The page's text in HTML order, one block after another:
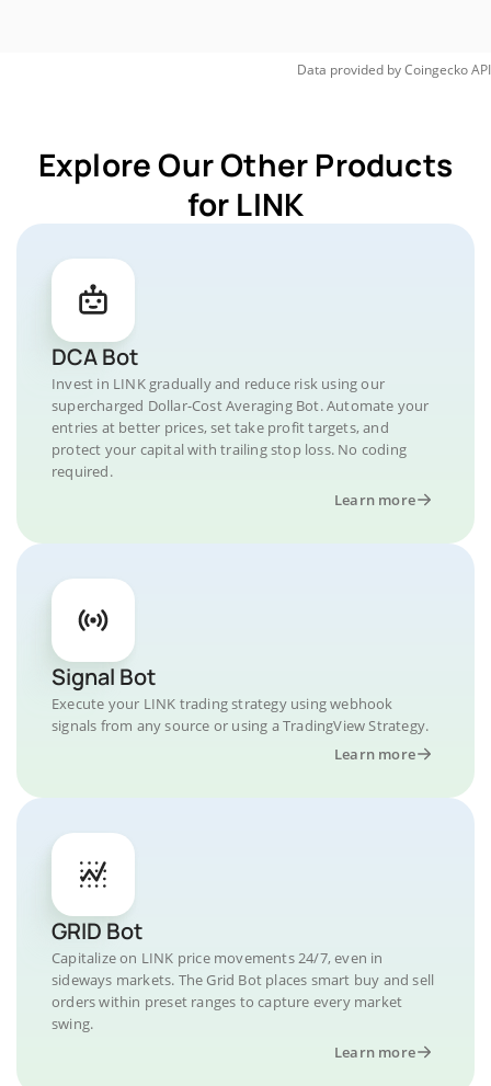
Data provided byCoingeckoAPI
Explore Our Other Products
for LINK
DCA Bot
Invest in LINK gradually and reduce risk using our
supercharged Dollar-Cost Averaging Bot. Automate your
entries at better prices, set take profit targets, and
protect your capital with trailing stop loss. No coding
required.
Learn more
Signal Bot
Execute your LINK trading strategy using webhook
signals from any source or using a TradingView Strategy.
Learn more
GRID Bot
Capitalize on LINK price movements 24/7, even in
sideways markets. The Grid Bot places smart buy and sell
orders within preset ranges to capture every market
swing.
Learn more